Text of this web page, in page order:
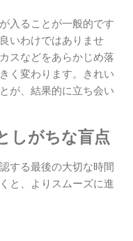
入ることが一般的です
いわけではありませ
スなどをあらかじめ落
く変わります。きれい
が、結果的に立ち会い
しがちな盲点
する最後の大切な時間
と、よりスムーズに進